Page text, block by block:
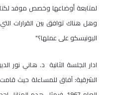
لمتابعة أوضاعها وخصص موفد
وهل هناك توافق بين القرارات
اليونيسكو على عملها؟"
ادار الجلسة الثانية د. هاني نور
الشرقية: آفاق للمساءلة حيث